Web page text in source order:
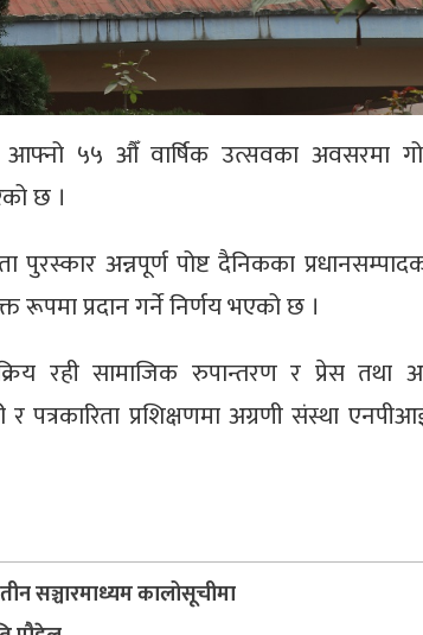
५५ औँ वार्षिक उत्सवका अवसरमा
छ ।
पुरस्कार अन्नपूर्ण पोष्ट दैनिकका
रूपमा प्रदान गर्ने निर्णय भएको छ ।
रही सामाजिक रुपान्तरण र प्रेस तथा
र पत्रकारिता प्रशिक्षणमा अग्रणी संस्था
सञ्चारमाध्यम कालोसूचीमा